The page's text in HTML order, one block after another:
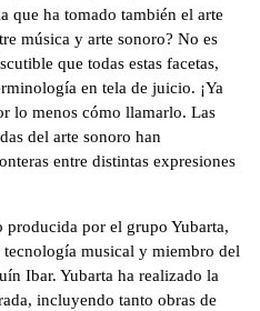
que ha tomado también el arte
música y arte sonoro? No es
que todas estas facetas,
en tela de juicio. ¡Ya
lo menos cómo llamarlo. Las
del arte sonoro han
entre distintas expresiones
producida por el grupo Yubarta,
musical y miembro del
Ibar. Yubarta ha realizado la
incluyendo tanto obras de